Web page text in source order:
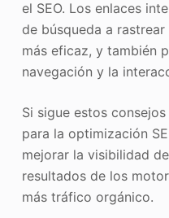
el SEO. Los enlaces
de búsqueda a
más eficaz, y también
navegación y la
Si sigue estos
para la optimización
mejorar la visibilidad
resultados de los
más tráfico orgánico.